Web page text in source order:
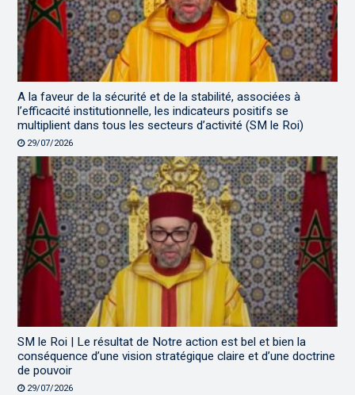
A la faveur de la sécurité et de la stabilité, associées à
l’efficacité institutionnelle, les indicateurs positifs se
multiplient dans tous les secteurs d’activité (SM le Roi)
29/07/2026
SM le Roi | Le résultat de Notre action est bel et bien la
conséquence d’une vision stratégique claire et d’une doctrine
de pouvoir
29/07/2026